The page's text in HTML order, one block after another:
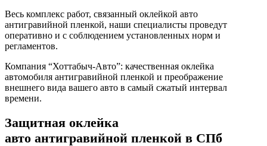
Весь комплекс работ, связанный оклейкой авто
антигравийной пленкой, наши специалисты проведут
оперативно и с соблюдением установленных норм и
регламентов.
Компания “Хоттабыч-Авто”: качественная оклейка
автомобиля антигравийной пленкой и преображение
внешнего вида вашего авто в самый сжатый интервал
времени.
Защитная оклейка
авто антигравийной пленкой в СПб